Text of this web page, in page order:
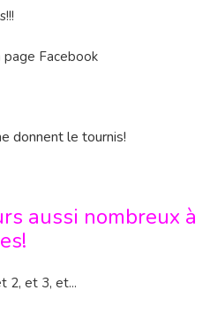
page Facebook
donnent le tournis!
aussi nombreux à